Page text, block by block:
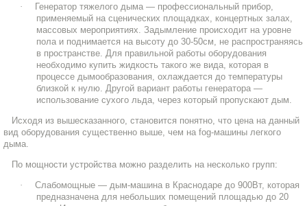
·
Генератор тяжелого дыма — профессиональный прибор,
применяемый на сценических площадках, концертных залах,
массовых мероприятиях. Задымление происходит на уровне
пола и поднимается на высоту до 30-50см, не распространяясь
в пространстве. Для правильной работы оборудования
необходимо купить жидкость такого же вида, которая в
процессе дымообразования, охлаждается до температуры
близкой к нулю. Другой вариант работы генератора —
использование сухого льда, через который пропускают дым.
Исходя из вышесказанного, становится понятно, что цена на данный
вид оборудования существенно выше, чем на fog-машины легкого
дыма.
По мощности устройства можно разделить на несколько групп:
·
Слабомощные — дым-машина в Краснодаре до 900Вт, которая
предназначена для небольших помещений площадью до 20